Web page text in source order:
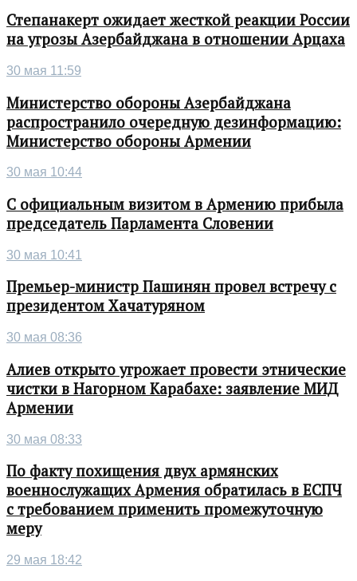
Степанакерт ожидает жесткой реакции России
на угрозы Азербайджана в отношении Арцаха
30 мая 11:59
Министерство обороны Азербайджана
распространило очередную дезинформацию:
Министерство обороны Армении
30 мая 10:44
С официальным визитом в Армению прибыла
председатель Парламента Словении
30 мая 10:41
Премьер-министр Пашинян провел встречу с
президентом Хачатуряном
30 мая 08:36
Алиев открыто угрожает провести этнические
чистки в Нагорном Карабахе: заявление МИД
Армении
30 мая 08:33
По факту похищения двух армянских
военнослужащих Армения обратилась в ЕСПЧ
с требованием применить промежуточную
меру
29 мая 18:42